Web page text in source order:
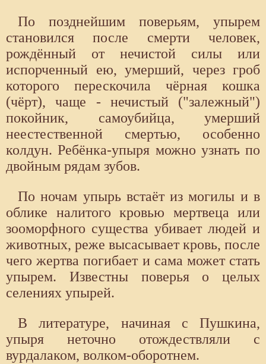
По позднейшим поверьям, упырем
становился после смерти человек,
рождённый от нечистой силы или
испорченный ею, умерший, через гроб
которого перескочила чёрная кошка
(чёрт), чаще - нечистый ("залежный")
покойник, самоубийца, умерший
неестественной смертью, особенно
колдун. Ребёнка-упыря можно узнать по
двойным рядам зубов.
По ночам упырь встаёт из могилы и в
облике налитого кровью мертвеца или
зооморфного существа убивает людей и
животных, реже высасывает кровь, после
чего жертва погибает и сама может стать
упырем. Известны поверья о целых
селениях упырей.
В литературе, начиная с Пушкина,
упыря неточно отождествляли с
вурдалаком, волком-оборотнем.